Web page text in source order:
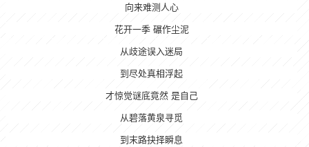
向来难测人心
花开一季 碾作尘泥
从歧途误入迷局
到尽处真相浮起
才惊觉谜底竟然 是自己
从碧落黄泉寻觅
到末路抉择瞬息